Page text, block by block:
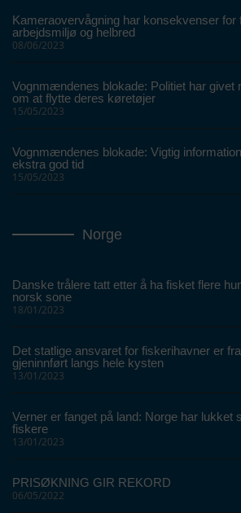
Kameraovervågning har konsekvenser for
arbejdsmiljø og helbred
08/06/2023
Vognmændenes blokade: Politiet har givet
om at flytte deres køretøjer
15/05/2023
Vognmændenes blokade: Vigtig
ekstra god tid
15/05/2023
Norge
Danske trålere tatt etter å ha fisket flere
norsk sone
18/01/2023
Det statlige ansvaret for fiskerihavner er
gjeninnført langs hele kysten
13/01/2023
Verner er fanget på land: Norge har lukket
fiskere
13/01/2023
PRISØKNING GIR REKORD
06/05/2022